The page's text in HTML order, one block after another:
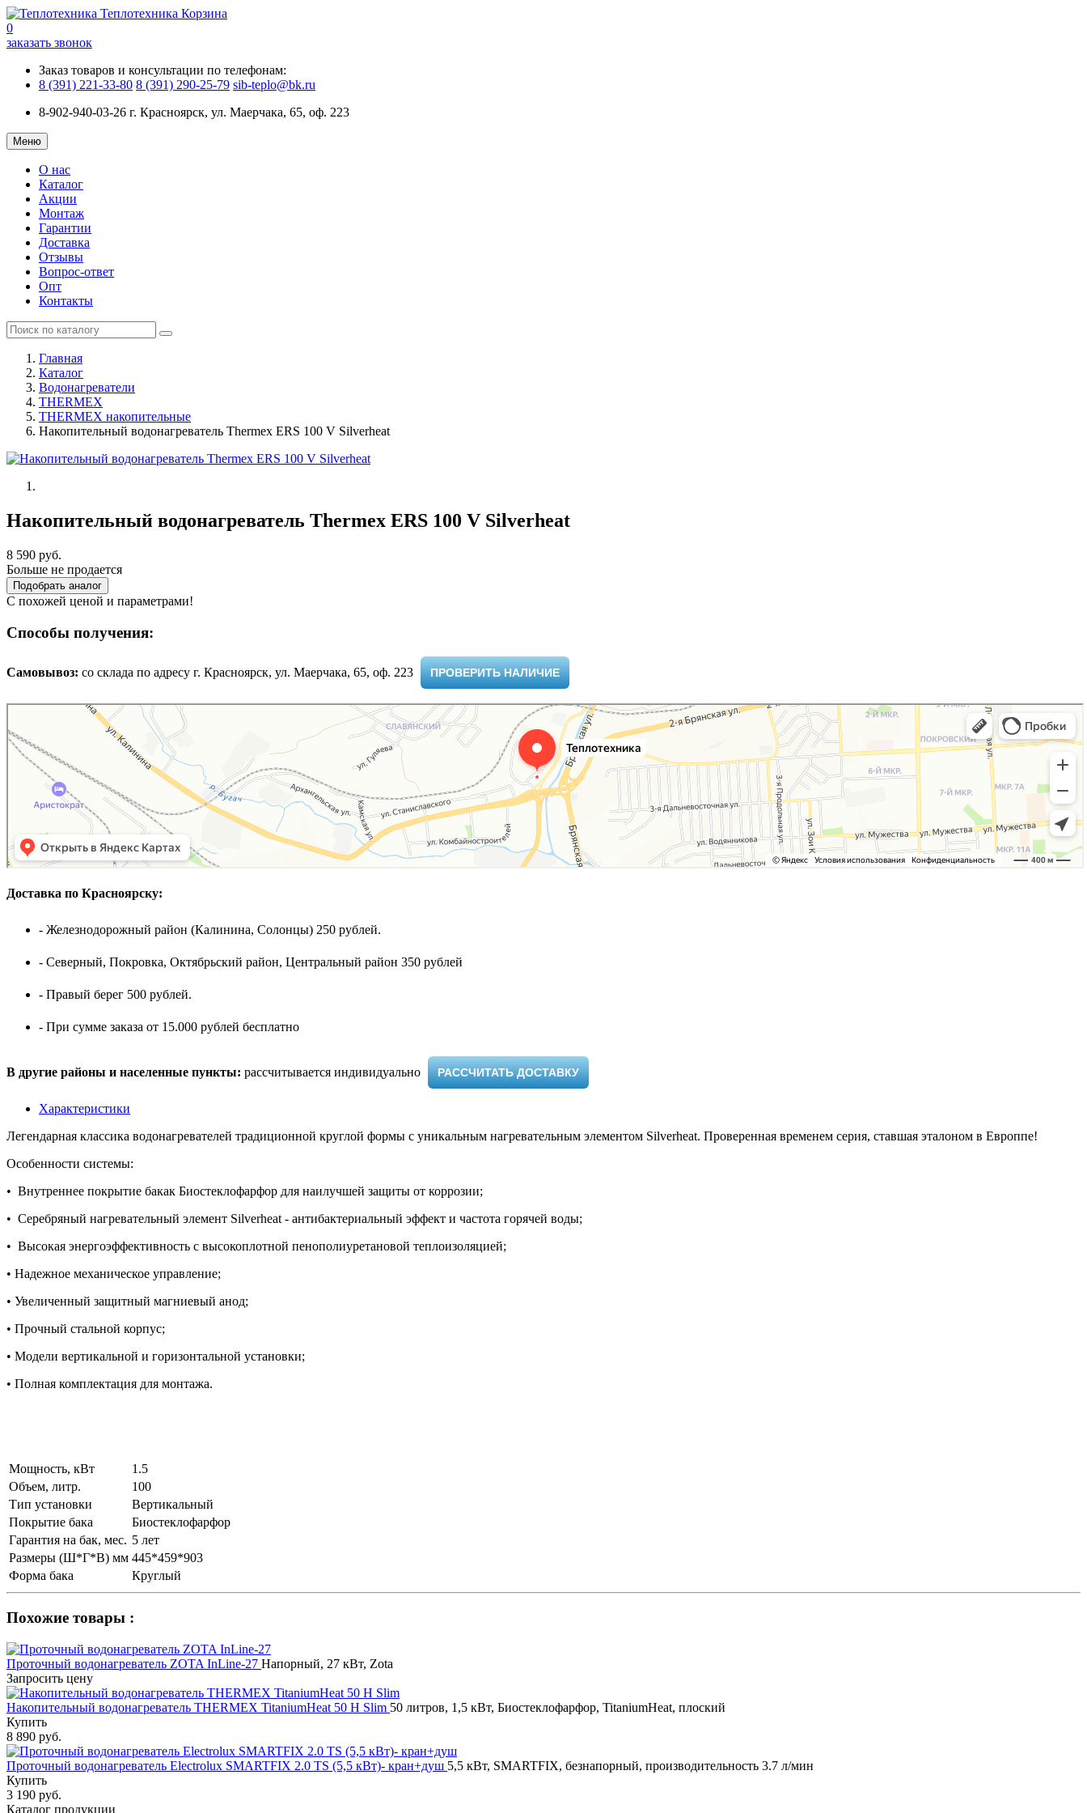
Теплотехника Корзина
0
заказать звонок
Заказ товаров и консультации по телефонам:
8 (391) 221-33-80 8 (391) 290-25-79 sib-teplo@bk.ru
8-902-940-03-26 г. Красноярск, ул. Маерчака, 65, оф. 223
Меню
О нас
Каталог
Акции
Монтаж
Гарантии
Доставка
Отзывы
Вопрос-ответ
Опт
Контакты
Главная
Каталог
Водонагреватели
THERMEX
THERMEX накопительные
Накопительный водонагреватель Thermex ERS 100 V Silverheat
Накопительный водонагреватель Thermex ERS 100 V Silverheat
8 590 руб.
Больше не продается
Подобрать аналог
С похожей ценой и параметрами!
Способы получения:
Самовывоз: cо склада по адресу г. Красноярск, ул. Маерчака, 65, оф. 223 ​ ПРОВЕРИТЬ НАЛИЧИЕ
Доставка по Красноярску:
- Железнодорожный район (Калинина, Солонцы) 250 рублей.
- Северный, Покровка, Октябрьский район, Центральный район 350 рублей
- Правый берег 500 рублей.
- При сумме заказа от 15.000 рублей бесплатно
В другие районы и населенные пункты: рассчитывается индивидуально ​ РАССЧИТАТЬ ДОСТАВКУ
Характеристики
Легендарная классика водонагревателей традиционной круглой формы с уникальным нагревательным элементом Silverheat. Проверенная временем серия, ставшая эталоном в Европпе!
Особенности системы:
• Внутреннее покрытие бакак Биостеклофарфор для наилучшей защиты от коррозии;
• Серебряный нагревательный элемент Silverheat - антибактериальный эффект и частота горячей воды;
• Высокая энергоэффективность с высокоплотной пенополиуретановой теплоизоляцией;
• Надежное механическое управление;
• Увеличенный защитный магниевый анод;
• Прочный стальной корпус;
• Модели вертикальной и горизонтальной установки;
• Полная комплектация для монтажа.
Мощность, кВт
1.5
Объем, литр.
100
Тип установки
Вертикальный
Покрытие бака
Биостеклофарфор
Гарантия на бак, мес. 5 лет
Размеры (Ш*Г*В) мм 445*459*903
Форма бака
Круглый
Похожие товары :
Проточный водонагреватель ZOTA InLine-27 Напорный, 27 кВт, Zota
Запросить цену
Накопительный водонагреватель THERMEX TitaniumHeat 50 H Slim 50 литров, 1,5 кВт, Биостеклофарфор, TitaniumHeat, плоский
Купить
8 890 руб.
Проточный водонагреватель Electrolux SMARTFIX 2.0 ТS (5,5 кВт)- кран+душ 5,5 кВт, SMARTFIX, безнапорный, производительность 3.7 л/мин
Купить
3 190 руб.
Каталог продукции